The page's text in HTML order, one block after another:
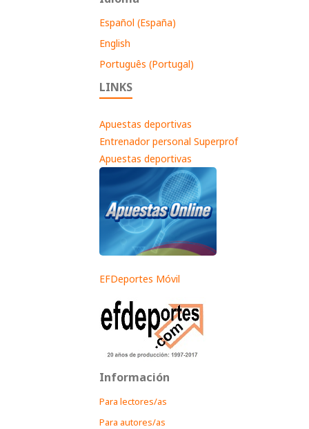
Español (España)
English
Português (Portugal)
LINKS
Apuestas deportivas
Entrenador personal Superprof
Apuestas deportivas
EFDeportes Móvil
Información
Para lectores/as
Para autores/as